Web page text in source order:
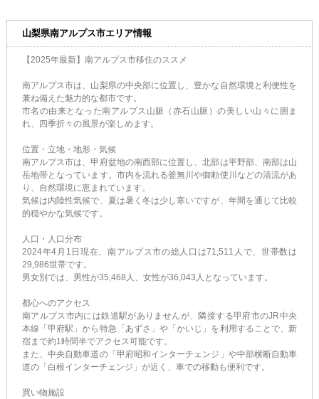
山梨県南アルプス市エリア情報
【2025年最新】南アルプス市移住のススメ
南アルプス市は、山梨県の中央部に位置し、豊かな自然環境と利便性を
兼ね備えた魅力的な都市です。
市名の由来となった南アルプス山脈（赤石山脈）の美しい山々に囲ま
れ、四季折々の風景が楽しめます。
位置・立地・地形・気候
南アルプス市は、甲府盆地の南西部に位置し、北部は平野部、南部は山
岳地帯となっています。市内を流れる釜無川や御勅使川などの清流があ
り、自然環境に恵まれています。
気候は内陸性気候で、夏は暑く冬は少し寒いですが、年間を通じて比較
的穏やかな気候です。
人口・人口分布
2024年4月1日現在、南アルプス市の総人口は71,511人で、世帯数は
29,986世帯です。
男女別では、男性が35,468人、女性が36,043人となっています。
都心へのアクセス
南アルプス市内には鉄道駅がありませんが、隣接する甲府市のJR中央
本線「甲府駅」から特急「あずさ」や「かいじ」を利用することで、新
宿まで約1時間半でアクセス可能です。
また、中央自動車道の「甲府昭和インターチェンジ」や中部横断自動車
道の「白根インターチェンジ」が近く、車での移動も便利です。
買い物施設